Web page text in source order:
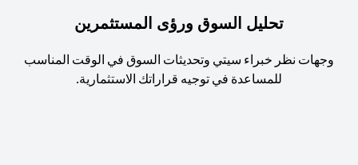
تحليل السوق ورؤى المستثمرين
نظر خبراء سيتي وتحديثات السوق في الوقت المناسب
للمساعدة في توجيه قراراتك الاستثمارية.